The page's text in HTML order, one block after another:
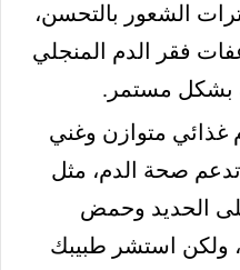
الشعور بالتحسن،
فقر الدم المنجلي
بشكل مستمر.
غذائي متوازن وغني
تدعم صحة الدم، مثل
الحديد وحمض
الفوليك وفيتامين ب12، ولكن استشر طبيبك